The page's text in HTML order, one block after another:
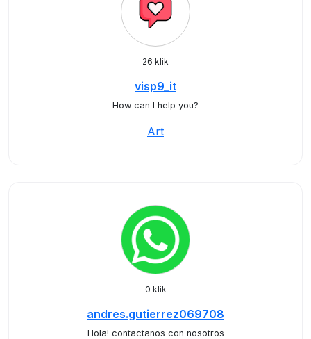
26 klik
visp9_it
How can I help you?
Art
0 klik
andres.gutierrez069708
Hola! contactanos con nosotros